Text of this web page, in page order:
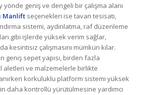
yönde geniş ve dengeli bir çalışma alanı
Manliftseçenekleri ise tavan tesisatı,
sistemi, aydınlatma, raf düzenleme
gibi işlerde yüksek verim sağlar,
kesintisiz çalışmasını mümkün kılar.
geniş sepet yapısı, birden fazla
aletleri ve malzemelerle birlikte
korkuluklu platform sistemi yüksek
daha kontrollü yürütülmesine yardımcı